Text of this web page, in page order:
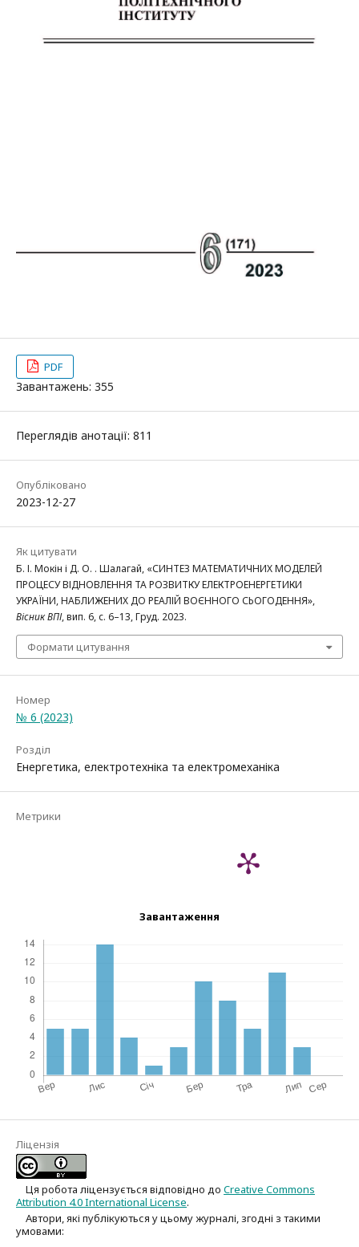
PDF
Завантажень: 355
Переглядів анотації: 811
Опубліковано
2023-12-27
Як цитувати
Б. І. Мокін і Д. О. . Шалагай, «СИНТЕЗ МАТЕМАТИЧНИХ МОДЕЛЕЙ
ПРОЦЕСУ ВІДНОВЛЕННЯ ТА РОЗВИТКУ ЕЛЕКТРОЕНЕРГЕТИКИ
УКРАЇНИ, НАБЛИЖЕНИХ ДО РЕАЛІЙ ВОЄННОГО СЬОГОДЕННЯ»,
Вісник ВПІ, вип. 6, с. 6–13, Груд. 2023.
Формати цитування
Номер
№ 6 (2023)
Розділ
Енергетика, електротехніка та електромеханіка
Метрики
Завантаження
Ліцензія
Ця робота ліцензується відповідно до Creative Commons
Attribution 4.0 International License.
Автори, які публікуються у цьому журналі, згодні з такими
умовами: